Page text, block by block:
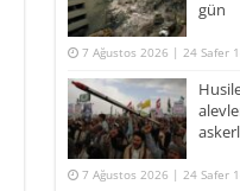
gün
7 Ağustos 2026 | 24 Safer
7 Ağustos 2026 | 24 Safer